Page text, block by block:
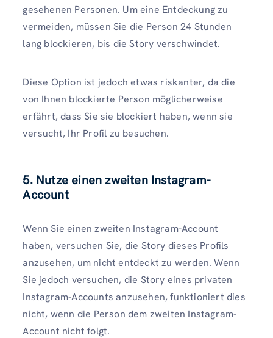
gesehenen Personen. Um eine Entdeckung zu
vermeiden, müssen Sie die Person 24 Stunden
lang blockieren, bis die Story verschwindet.
Diese Option ist jedoch etwas riskanter, da die
von Ihnen blockierte Person möglicherweise
erfährt, dass Sie sie blockiert haben, wenn sie
versucht, Ihr Profil zu besuchen.
5. Nutze einen zweiten Instagram-
Account
Wenn Sie einen zweiten Instagram-Account
haben, versuchen Sie, die Story dieses Profils
anzusehen, um nicht entdeckt zu werden. Wenn
Sie jedoch versuchen, die Story eines privaten
Instagram-Accounts anzusehen, funktioniert dies
nicht, wenn die Person dem zweiten Instagram-
Account nicht folgt.